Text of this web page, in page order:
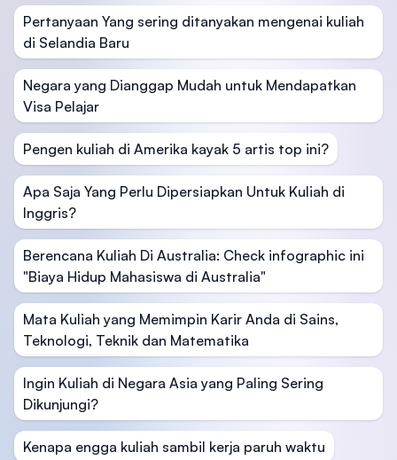
Pertanyaan Yang sering ditanyakan mengenai kuliah
di Selandia Baru
Negara yang Dianggap Mudah untuk Mendapatkan
Visa Pelajar
Pengen kuliah di Amerika kayak 5 artis top ini?
Apa Saja Yang Perlu Dipersiapkan Untuk Kuliah di
Inggris?
Berencana Kuliah Di Australia: Check infographic ini
"Biaya Hidup Mahasiswa di Australia"
Mata Kuliah yang Memimpin Karir Anda di Sains,
Teknologi, Teknik dan Matematika
Ingin Kuliah di Negara Asia yang Paling Sering
Dikunjungi?
Kenapa engga kuliah sambil kerja paruh waktu